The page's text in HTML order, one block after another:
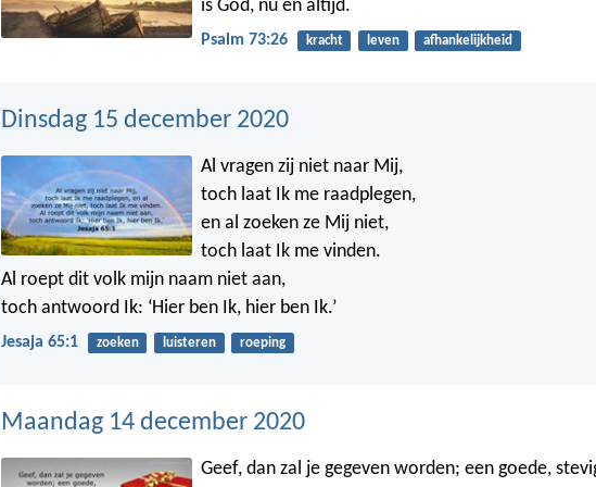
is God, nu en altijd.
Psalm 73:26 kracht leven afhankelijkheid
Dinsdag 15 december 2020
Al vragen zij niet naar Mij,
toch laat Ik me raadplegen,
en al zoeken ze Mij niet,
toch laat Ik me vinden.
Al roept dit volk mijn naam niet aan,
toch antwoord Ik: ‘Hier ben Ik, hier ben Ik.’
Jesaja 65:1 zoeken luisteren roeping
Maandag 14 december 2020
Geef, dan zal je gegeven worden; een goede,